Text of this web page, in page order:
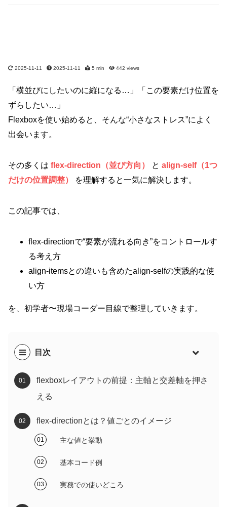
2025-11-11 2025-11-11 5 min 442 views
「横並びにしたいのに縦になる…」「この要素だけ位置を
ずらしたい…」
Flexboxを使い始めると、そんな“小さなストレス”によく
出会います。
その多くは flex-direction（並び方向） と align-self（1つ
だけの位置調整）
を理解すると一気に解決します。
この記事では、
flex-directionで“要素が流れる向き”をコントロールす
る考え方
align-itemsとの違いも含めたalign-selfの実践的な使
い方
を、初学者〜現場コーダー目線で整理していきます。
目次
flexboxレイアウトの前提：主軸と交差軸を押さ
える
flex-directionとは？値ごとのイメージ
主な値と挙動
基本コード例
実務での使いどころ